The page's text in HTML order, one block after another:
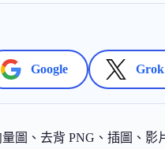
Google Grok
圖、去背 PNG、插圖、影